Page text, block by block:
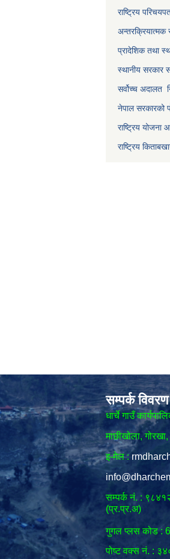
राष्ट्रिय
अन्तरक्रियात्मक
प्रादेशिक तथा
स्थानीय सरकार
सर्वोच्च अदालत
नेपाल सरकारको
राष्ट्रिय योजना
राष्ट्रिय
सम्पर्क विवरण
धार्चे गाउँ
माछीखोला,
इ-मेल :
सम्पर्क नं. :
(प्र.प्र.अ)
गुगल प्लस कोड :
पोष्ट वक्स नं. :